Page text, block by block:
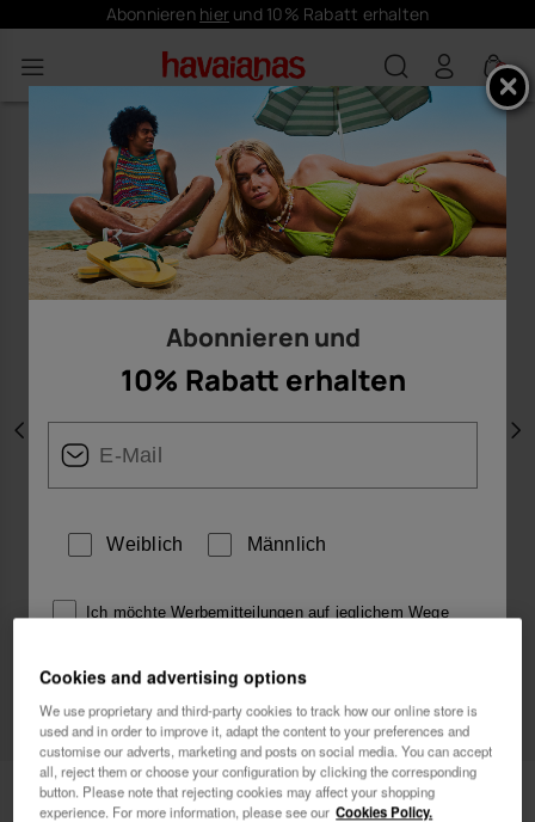
Abonnieren hierund 10% Rabatt erhalten
0
Vorherige
Havaianas Charms Slim Skorpion
Abonnieren und
10% Rabatt erhalten
Weiblich Männlich
Ich möchte Werbemitteilungen auf jeglichem Wege
und akzeptiert.
Ich möchte 10% Rabatt
Cookies and advertising options
We use proprietary and third-party cookies to track how our online store is
used and in order to improve it, adapt the content to your preferences and
customise our adverts, marketing and posts on social media. You can accept
all, reject them or choose your configuration by clicking the corresponding
button. Please note that rejecting cookies may affect your shopping
experience. For more information, please see our Cookies Policy.